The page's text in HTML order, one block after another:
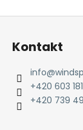
Z
Kontakt
info@
+420 603
+420 739